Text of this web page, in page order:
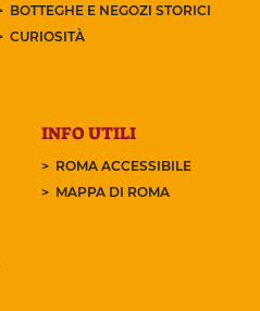
BOTTEGHE E NEGOZI STORICI
CURIOSITÀ
INFO UTILI
ROMA ACCESSIBILE
MAPPA DI ROMA